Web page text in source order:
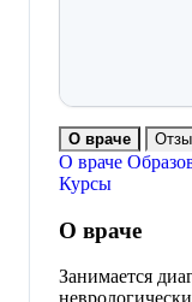
О враче
О враче
Курсы
О враче
Занимается